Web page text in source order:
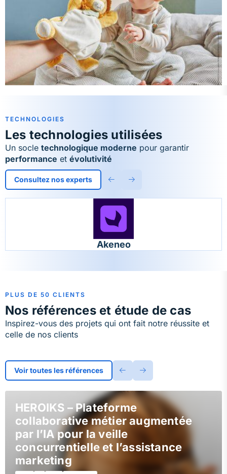
TECHNOLOGIES
Les technologies utilisées
Un socle technologique moderne pour garantir
performance et évolutivité
Consultez nos experts
Akeneo
PLUS DE 50 CLIENTS
Nos références et étude de cas
Inspirez-vous des projets qui ont fait notre réussite et
celle de nos clients
Voir toutes les références
HEROIKS – Plateforme
collaborative métier augmentée
par l’IA pour la veille
concurrentielle et l’assistance
marketing